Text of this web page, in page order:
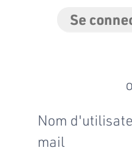
Se
Nom
mail